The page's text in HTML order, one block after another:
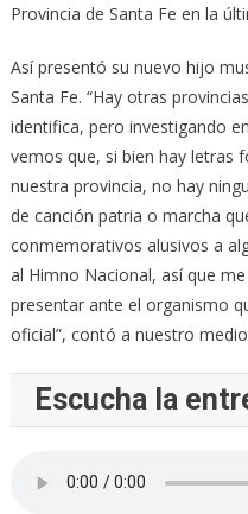
Provincia de Santa Fe en la
Así presentó su nuevo hijo
Santa Fe. “Hay otras
identifica, pero investigando
vemos que, si bien hay letras
nuestra provincia, no hay
de canción patria o marcha
conmemorativos alusivos a
al Himno Nacional, así que
presentar ante el organismo
oficial”, contó a nuestro
Escucha la